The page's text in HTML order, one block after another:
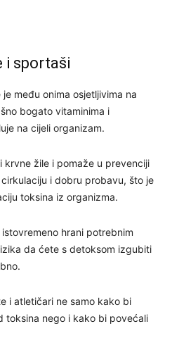
i sportaši
među onima osjetljivima na
bogato vitaminima i
na cijeli organizam.
krvne žile i pomaže u prevenciji
i dobru probavu, što je
toksina iz organizma.
hrani potrebnim
da ćete s detoksom izgubiti
i atletičari ne samo kako bi
toksina nego i kako bi povećali